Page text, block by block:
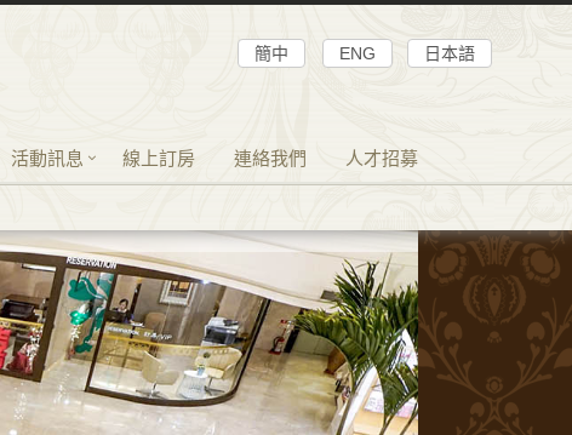
日本語
ENG
簡中
活動訊息 線上訂房 連絡我們 人才招募